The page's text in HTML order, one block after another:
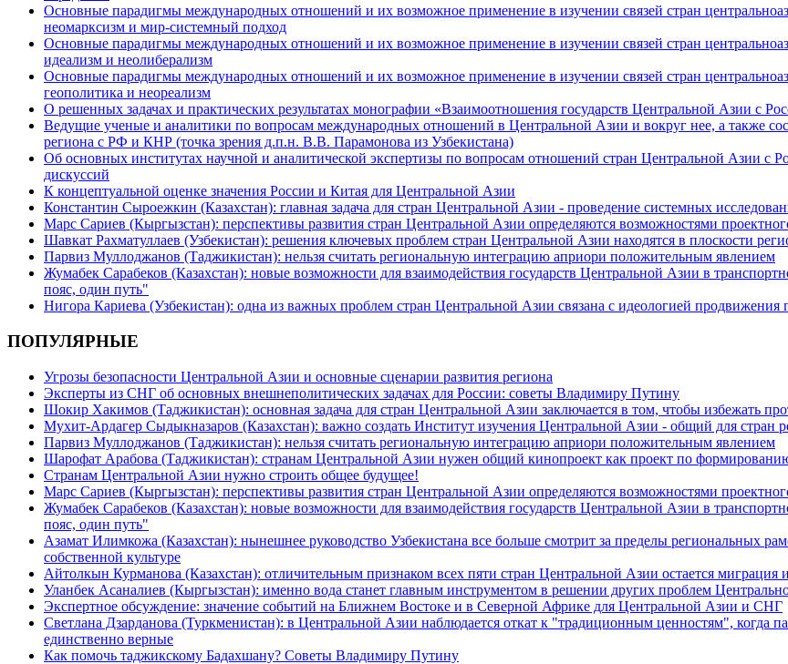
Основные парадигмы международных отношений и их возможное применение в изучении связей стран
неомарксизм и мир-системный подход
Основные парадигмы международных отношений и их возможное применение в изучении связей стран
идеализм и неолиберализм
Основные парадигмы международных отношений и их возможное применение в изучении связей стран
геополитика и неореализм
О решенных задачах и практических результатах монографии «Взаимоотношения государств Центральной Азии с
Ведущие ученые и аналитики по вопросам международных отношений в Центральной Азии и вокруг нее, а также
региона с РФ и КНР (точка зрения д.п.н. В.В. Парамонова из Узбекистана)
Об основных институтах научной и аналитической экспертизы по вопросам отношений стран Центральной Азии с
дискуссий
К концептуальной оценке значения России и Китая для Центральной Азии
Константин Сыроежкин (Казахстан): главная задача для стран Центральной Азии - проведение системных
Марс Сариев (Кыргызстан): перспективы развития стран Центральной Азии определяются возможностями
Шавкат Рахматуллаев (Узбекистан): решения ключевых проблем стран Центральной Азии находятся в плоскости
Парвиз Муллоджанов (Таджикистан): нельзя считать региональную интеграцию априори положительным явлением
Жумабек Сарабеков (Казахстан): новые возможности для взаимодействия государств Центральной Азии в
пояс, один путь"
Нигора Кариева (Узбекистан): одна из важных проблем стран Центральной Азии связана с идеологией
ПОПУЛЯРНЫЕ
Угрозы безопасности Центральной Азии и основные сценарии развития региона
Эксперты из СНГ об основных внешнеполитических задачах для России: советы Владимиру Путину
Шокир Хакимов (Таджикистан): основная задача для стран Центральной Азии заключается в том, чтобы избежать
Мухит-Ардагер Сыдыкназаров (Казахстан): важно создать Институт изучения Центральной Азии - общий для стран
Парвиз Муллоджанов (Таджикистан): нельзя считать региональную интеграцию априори положительным явлением
Шарофат Арабова (Таджикистан): странам Центральной Азии нужен общий кинопроект как проект по
Странам Центральной Азии нужно строить общее будущее!
Марс Сариев (Кыргызстан): перспективы развития стран Центральной Азии определяются возможностями
Жумабек Сарабеков (Казахстан): новые возможности для взаимодействия государств Центральной Азии в
пояс, один путь"
Азамат Илимкожа (Казахстан): нынешнее руководство Узбекистана все больше смотрит за пределы региональных
собственной культуре
Айтолкын Курманова (Казахстан): отличительным признаком всех пяти стран Центральной Азии остается миграция
Уланбек Асаналиев (Кыргызстан): именно вода станет главным инструментом в решении других проблем
Экспертное обсуждение: значение событий на Ближнем Востоке и в Северной Африке для Центральной Азии и СНГ
Светлана Дзарданова (Туркменистан): в Центральной Азии наблюдается откат к "традиционным ценностям", когда
единственно верные
Как помочь таджикскому Бадахшану? Советы Владимиру Путину